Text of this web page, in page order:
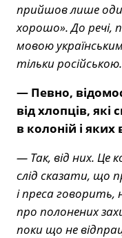
прийшов лише
хорошо». До речі,
мовою
тільки російською.
— Певно,
від хлопців, які
в колоній і яких
— Так, від них. Це
слід сказати, що
і преса
про полонених
поки що не